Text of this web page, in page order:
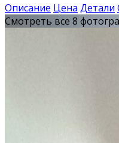
Описание Цена Детали
Смотреть все 8